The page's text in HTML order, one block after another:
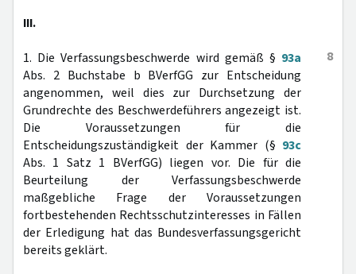
III.
8
1. Die Verfassungsbeschwerde wird gemäß § 93a
Abs. 2 Buchstabe b BVerfGG zur Entscheidung
angenommen, weil dies zur Durchsetzung der
Grundrechte des Beschwerdeführers angezeigt ist.
Die Voraussetzungen für die
Entscheidungszuständigkeit der Kammer (§ 93c
Abs. 1 Satz 1 BVerfGG) liegen vor. Die für die
Beurteilung der Verfassungsbeschwerde
maßgebliche Frage der Voraussetzungen
fortbestehenden Rechtsschutzinteresses in Fällen
der Erledigung hat das Bundesverfassungsgericht
bereits geklärt.